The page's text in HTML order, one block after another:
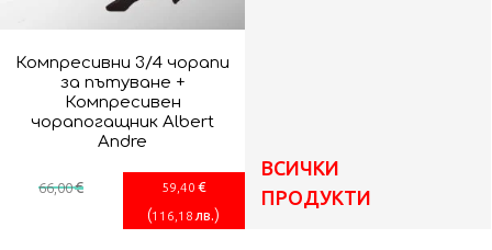
Компресивни 3/4 чорапи
за пътуване +
Компресивен
чорапогащник Albert
Andre
66,00€ 59 ,40 €
(116 ,18 лв.)
ВСИЧКИ
ПРОДУКТИ